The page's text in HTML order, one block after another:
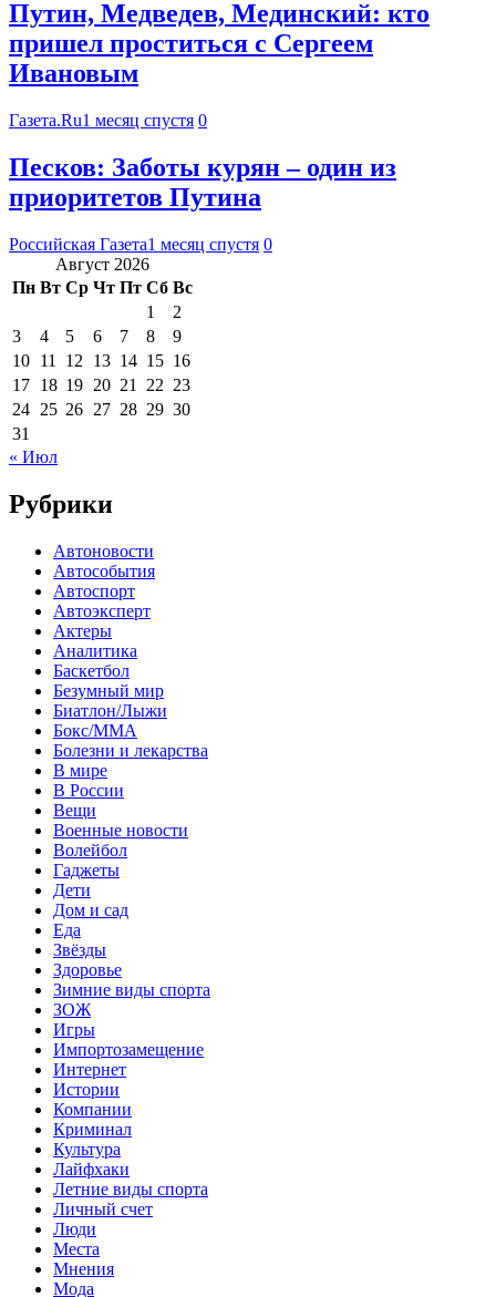
Путин, Медведев, Мединский: кто
пришел проститься с Сергеем
Ивановым
Газета.Ru1 месяц спустя 0
Песков: Заботы курян – один из
приоритетов Путина
Российская Газета1 месяц спустя 0
Август 2026
Пн Вт Ср Чт Пт Сб Вс
1
2
3
4 5 6 7 8
9
10 11 12 13 14 15 16
17 18 19 20 21 22 23
24 25 26 27 28 29 30
31
« Июл
Рубрики
Автоновости
Автособытия
Автоспорт
Автоэксперт
Актеры
Аналитика
Баскетбол
Безумный мир
Биатлон/Лыжи
Бокс/MMA
Болезни и лекарства
В мире
В России
Вещи
Военные новости
Волейбол
Гаджеты
Дети
Дом и сад
Еда
Звёзды
Здоровье
Зимние виды спорта
ЗОЖ
Игры
Импортозамещение
Интернет
Истории
Компании
Криминал
Культура
Лайфхаки
Летние виды спорта
Личный счет
Люди
Места
Мнения
Мода